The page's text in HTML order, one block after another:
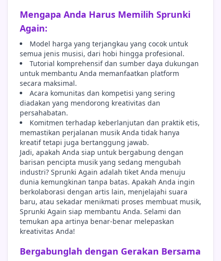
Mengapa Anda Harus Memilih Sprunki
Again:
Model harga yang terjangkau yang cocok untuk
semua jenis musisi, dari hobi hingga profesional.
Tutorial komprehensif dan sumber daya dukungan
untuk membantu Anda memanfaatkan platform
secara maksimal.
Acara komunitas dan kompetisi yang sering
diadakan yang mendorong kreativitas dan
persahabatan.
Komitmen terhadap keberlanjutan dan praktik etis,
memastikan perjalanan musik Anda tidak hanya
kreatif tetapi juga bertanggung jawab.
Jadi, apakah Anda siap untuk bergabung dengan
barisan pencipta musik yang sedang mengubah
industri? Sprunki Again adalah tiket Anda menuju
dunia kemungkinan tanpa batas. Apakah Anda ingin
berkolaborasi dengan artis lain, menjelajahi suara
baru, atau sekadar menikmati proses membuat musik,
Sprunki Again siap membantu Anda. Selami dan
temukan apa artinya benar-benar melepaskan
kreativitas Anda!
Bergabunglah dengan Gerakan Bersama